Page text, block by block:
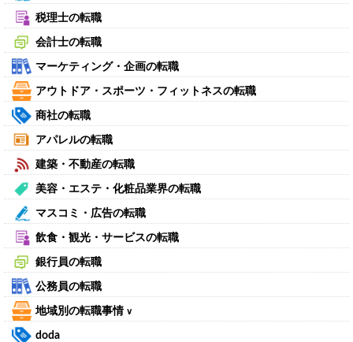
税理士の転職
会計士の転職
マーケティング・企画の転職
アウトドア・スポーツ・フィットネスの転職
商社の転職
アパレルの転職
建築・不動産の転職
美容・エステ・化粧品業界の転職
マスコミ・広告の転職
飲食・観光・サービスの転職
銀行員の転職
公務員の転職
地域別の転職事情 ∨
doda